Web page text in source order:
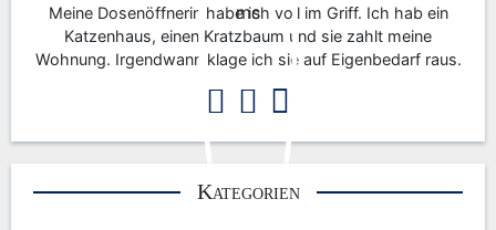
Meine Dosenöffnerin habe ich voll im Griff. Ich hab ein
Katzenhaus, einen Kratzbaum und sie zahlt meine
Wohnung. Irgendwann klage ich sie auf Eigenbedarf raus.
Kategorien